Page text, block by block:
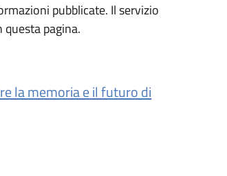
pubblicate. Il servizio
pagina.
la memoria e il futuro di